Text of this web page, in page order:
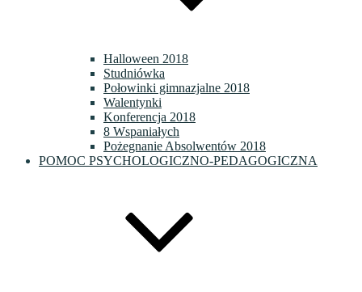
Halloween 2018
Studniówka
Połowinki gimnazjalne 2018
Walentynki
Konferencja 2018
8 Wspaniałych
Pożegnanie Absolwentów 2018
POMOC PSYCHOLOGICZNO-PEDAGOGICZNA